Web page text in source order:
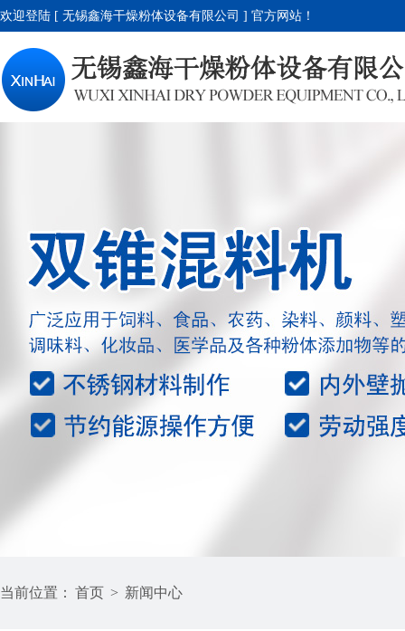
欢迎登陆 [ 无锡鑫海干燥粉体设备有限公司 ] 官方网站！
当前位置： 首页 > 新闻中心